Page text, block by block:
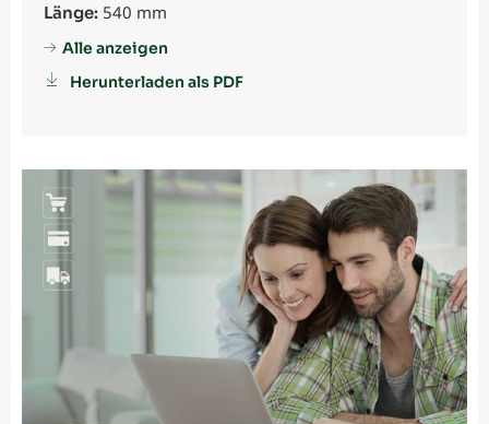
Länge: 540 mm
Alle anzeigen
Herunterladen als PDF